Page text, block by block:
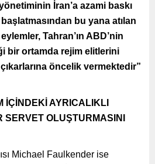
İran’a azami baskı
bu yana atılan
Tahran’ın ABD’nin
bir ortamda rejim elitlerini
öncelik vermektedir”
İÇİNDEKİ AYRICALIKLI
SERVET OLUŞTURMASINI
Michael Faulkender ise